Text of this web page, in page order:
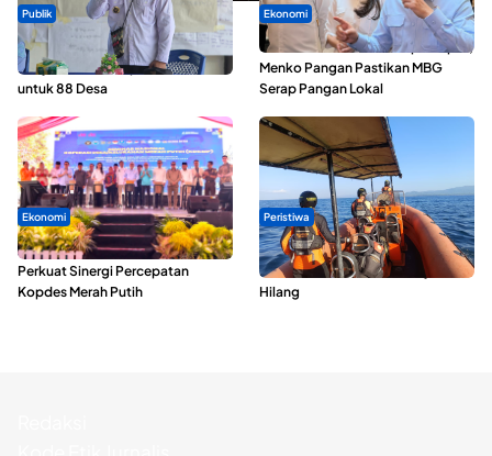
Publik
ABDESI Morotai Apresiasi
Penyaluran ADD Rp3,13 Miliar
untuk 88 Desa
Ekonomi
SPPG di Maluku Utara Dipercepat,
Menko Pangan Pastikan MBG
Serap Pangan Lokal
Ekonomi
Seminar di Ternate, Mendes
Perkuat Sinergi Percepatan
Kopdes Merah Putih
Peristiwa
Dua Longboat Bertabrakan di
Perairan Taliabu, Satu Nelayan
Hilang